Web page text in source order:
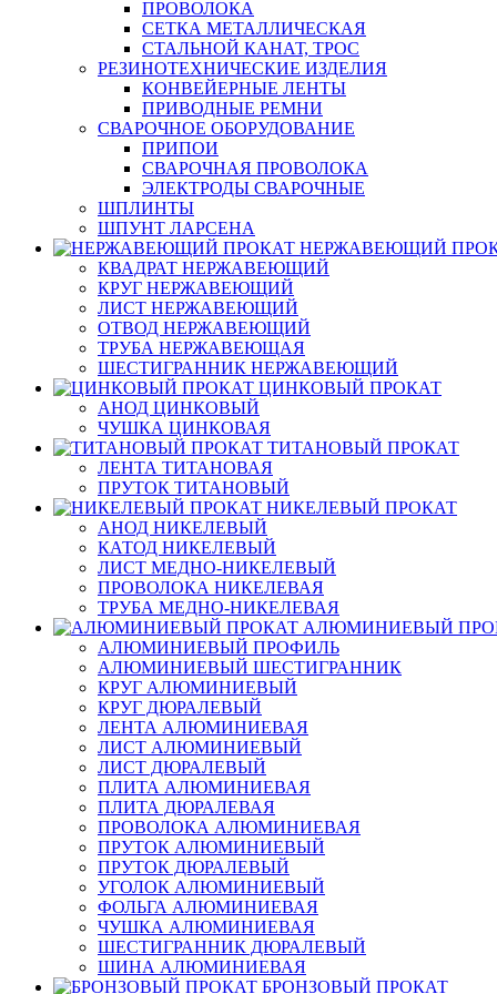
ПРОВОЛОКА
СЕТКА МЕТАЛЛИЧЕСКАЯ
СТАЛЬНОЙ КАНАТ, ТРОС
РЕЗИНОТЕХНИЧЕСКИЕ ИЗДЕЛИЯ
КОНВЕЙЕРНЫЕ ЛЕНТЫ
ПРИВОДНЫЕ РЕМНИ
СВАРОЧНОЕ ОБОРУДОВАНИЕ
ПРИПОИ
СВАРОЧНАЯ ПРОВОЛОКА
ЭЛЕКТРОДЫ СВАРОЧНЫЕ
ШПЛИНТЫ
ШПУНТ ЛАРСЕНА
НЕРЖАВЕЮЩИЙ
КВАДРАТ НЕРЖАВЕЮЩИЙ
КРУГ НЕРЖАВЕЮЩИЙ
ЛИСТ НЕРЖАВЕЮЩИЙ
ОТВОД НЕРЖАВЕЮЩИЙ
ТРУБА НЕРЖАВЕЮЩАЯ
ШЕСТИГРАННИК НЕРЖАВЕЮЩИЙ
ЦИНКОВЫЙ ПРОКАТ
АНОД ЦИНКОВЫЙ
ЧУШКА ЦИНКОВАЯ
ТИТАНОВЫЙ ПРОКАТ
ЛЕНТА ТИТАНОВАЯ
ПРУТОК ТИТАНОВЫЙ
НИКЕЛЕВЫЙ ПРОКАТ
АНОД НИКЕЛЕВЫЙ
КАТОД НИКЕЛЕВЫЙ
ЛИСТ МЕДНО-НИКЕЛЕВЫЙ
ПРОВОЛОКА НИКЕЛЕВАЯ
ТРУБА МЕДНО-НИКЕЛЕВАЯ
АЛЮМИНИЕВЫЙ
АЛЮМИНИЕВЫЙ ПРОФИЛЬ
АЛЮМИНИЕВЫЙ ШЕСТИГРАННИК
КРУГ АЛЮМИНИЕВЫЙ
КРУГ ДЮРАЛЕВЫЙ
ЛЕНТА АЛЮМИНИЕВАЯ
ЛИСТ АЛЮМИНИЕВЫЙ
ЛИСТ ДЮРАЛЕВЫЙ
ПЛИТА АЛЮМИНИЕВАЯ
ПЛИТА ДЮРАЛЕВАЯ
ПРОВОЛОКА АЛЮМИНИЕВАЯ
ПРУТОК АЛЮМИНИЕВЫЙ
ПРУТОК ДЮРАЛЕВЫЙ
УГОЛОК АЛЮМИНИЕВЫЙ
ФОЛЬГА АЛЮМИНИЕВАЯ
ЧУШКА АЛЮМИНИЕВАЯ
ШЕСТИГРАННИК ДЮРАЛЕВЫЙ
ШИНА АЛЮМИНИЕВАЯ
БРОНЗОВЫЙ ПРОКАТ